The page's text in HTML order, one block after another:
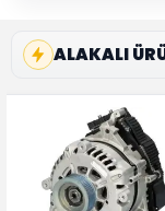
ALAKALI